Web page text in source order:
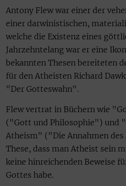
Antony Flew war einer der
einer darwinistischen,
welche die Existenz eines
Jahrzehntelang war er eine
bekannten Thesen bereiteten
für den Atheisten Richard
"Der Gotteswahn".
Flew vertrat in Büchern wie
("Gott und Philosophie") und
Atheism" ("Die Annahmen
These, dass man Atheist sein
keine hinreichenden Beweise
Gottes habe.